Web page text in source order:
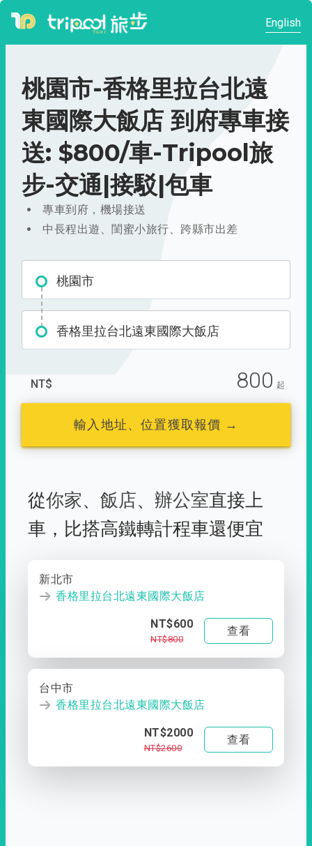
English
桃園市-香格里拉台北遠
東國際大飯店 到府專車接
送: $800/車-Tripool旅
步-交通|接駁|包車
專車到府，機場接送
中長程出遊、閨蜜小旅行、跨縣市出差
桃園市
香格里拉台北遠東國際大飯店
NT$ 800 起
輸入地址、位置獲取報價 →
從你家、 飯店、 辦公室直接上
車， 比搭高鐵轉計程車還便宜
新北市
香格里拉台北遠東國際大飯店
NT$600
NT$800
查看
台中市
香格里拉台北遠東國際大飯店
NT$2000
NT$2600
查看